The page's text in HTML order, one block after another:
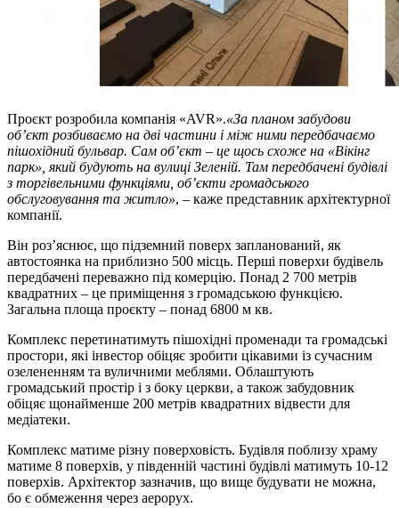
Проєкт розробила компанія «AVR».«За планом забудови
об’єкт розбиваємо на дві частини і між ними передбачаємо
пішохідний бульвар. Сам об’єкт – це щось схоже на «Вікінг
парк», який будують на вулиці Зеленій. Там передбачені будівлі
з торгівельними функціями, об’єкти громадського
обслуговування та житло», – каже представник архітектурної
компанії.
Він роз’яснює, що підземний поверх запланований, як
автостоянка на приблизно 500 місць. Перші поверхи будівель
передбачені переважно під комерцію. Понад 2 700 метрів
квадратних – це приміщення з громадською функцією.
Загальна площа проєкту – понад 6800 м кв.
Комплекс перетинатимуть пішохідні променади та громадські
простори, які інвестор обіцяє зробити цікавими із сучасним
озелененням та вуличними меблями. Облаштують
громадський простір і з боку церкви, а також забудовник
обіцяє щонайменше 200 метрів квадратних відвести для
медіатеки.
Комплекс матиме різну поверховість. Будівля поблизу храму
матиме 8 поверхів, у південній частині будівлі матимуть 10-12
поверхів. Архітектор зазначив, що вище будувати не можна,
бо є обмеження через аерорух.